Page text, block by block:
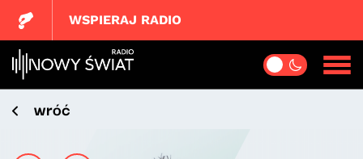
WSPIERAJ RADIO
wróć